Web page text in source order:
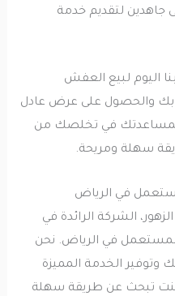
لتقديم خدمة
لبيع العفش
على عرض عادل
في تخلصك من
ومريحة.
في الرياض
الشركة الرائدة في
في الرياض. نحن
الخدمة المميزة
تبحث عن طريقة سهلة